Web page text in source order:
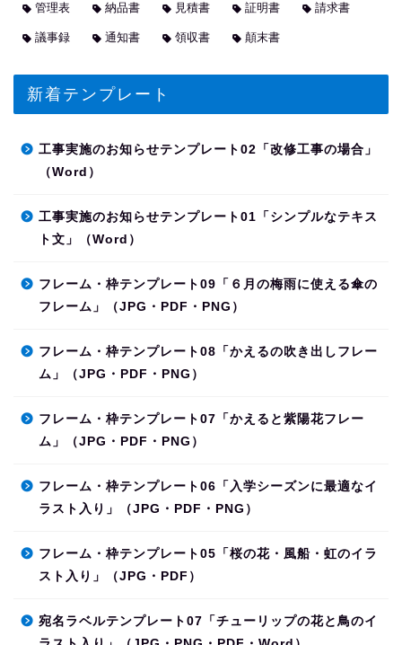
管理表 納品書 見積書 証明書 請求書
議事録 通知書 領収書 顛末書
新着テンプレート
工事実施のお知らせテンプレート02「改修工事の場合」
（Word）
工事実施のお知らせテンプレート01「シンプルなテキス
ト文」（Word）
フレーム・枠テンプレート09「６月の梅雨に使える傘の
フレーム」（JPG・PDF・PNG）
フレーム・枠テンプレート08「かえるの吹き出しフレー
ム」（JPG・PDF・PNG）
フレーム・枠テンプレート07「かえると紫陽花フレー
ム」（JPG・PDF・PNG）
フレーム・枠テンプレート06「入学シーズンに最適なイ
ラスト入り」（JPG・PDF・PNG）
フレーム・枠テンプレート05「桜の花・風船・虹のイラ
スト入り」（JPG・PDF）
宛名ラベルテンプレート07「チューリップの花と鳥のイ